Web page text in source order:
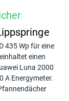
435 Wp für eine
einen
Luna 2000
A Energymeter.